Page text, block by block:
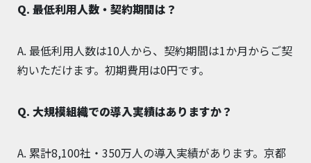
Q. 最低利用人数・契約期間は？
A. 最低利用人数は10人から、契約期間は1か月からご契
約いただけます。初期費用は0円です。
Q. 大規模組織での導入実績はありますか？
A. 累計8,100社・350万人の導入実績があります。京都